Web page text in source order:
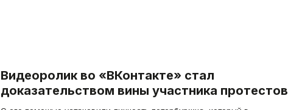
Видеоролик во «ВКонтакте» стал
доказательством вины участника протестов